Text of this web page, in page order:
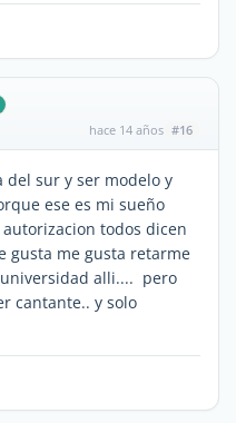
hace 14 años #16
del sur y ser modelo y
ese es mi sueño
todos dicen
gusta me gusta retarme
alli.... pero
cantante.. y solo